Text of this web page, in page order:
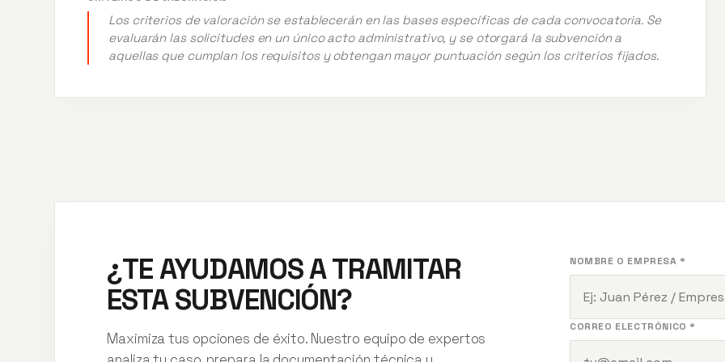
Los criterios de valoración se establecerán en las bases específicas de cada convocatoria. Se
evaluarán las solicitudes en un único acto administrativo, y se otorgará la subvención a
aquellas que cumplan los requisitos y obtengan mayor puntuación según los criterios fijados.
¿TE AYUDAMOS A TRAMITAR
ESTA SUBVENCIÓN?
Maximiza tus opciones de éxito. Nuestro equipo de expertos
NOMBRE O EMPRESA *
CORREO ELECTRÓNICO *